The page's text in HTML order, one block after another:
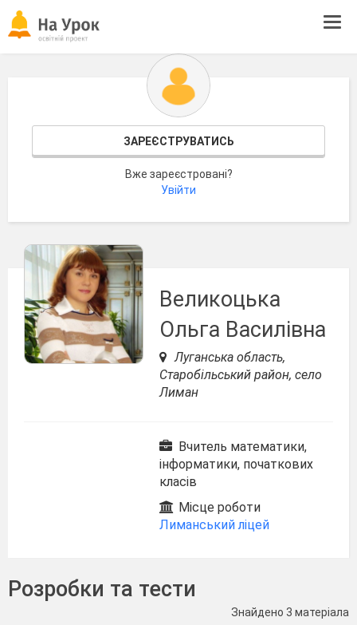
ЗАРЕЄСТРУВАТИСЬ
Вже зареєстровані?
Увійти
Великоцька
Ольга Василівна
Луганська область,
Старобільський район, село
Лиман
Вчитель математики,
інформатики, початкових
класів
Місце роботи
Лиманський ліцей
Розробки та тести
Знайдено 3 матеріала